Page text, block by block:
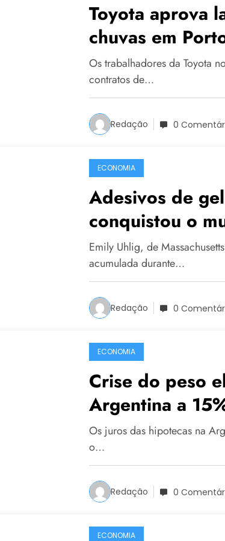
Toyota aprova
chuvas em
Os trabalhadores da Toyota
contratos de…
Redação 0
ECONOMIA
Adesivos de
conquistou o
Emily Uhlig, de
acumulada durante…
Redação 0
ECONOMIA
Crise do peso
Argentina a
Os juros das hipotecas na
o…
Redação 0
ECONOMIA